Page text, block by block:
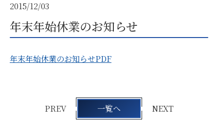
2015/12/03
年末年始休業のお知らせ
年末年始休業のお知らせPDF
PREV 一覧へ NEXT